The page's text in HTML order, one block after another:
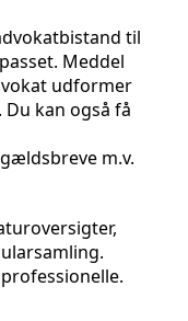
til
Meddel
udformer
kan også få
m.v.